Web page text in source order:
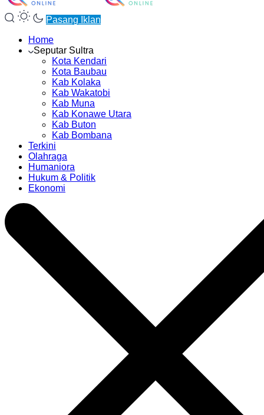
Pasang Iklan
Home
Seputar Sultra
Kota Kendari
Kota Baubau
Kab Kolaka
Kab Wakatobi
Kab Muna
Kab Konawe Utara
Kab Buton
Kab Bombana
Terkini
Olahraga
Humaniora
Hukum & Politik
Ekonomi